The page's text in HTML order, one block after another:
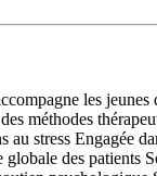
les jeunes
méthodes
stress Engagée
des patients